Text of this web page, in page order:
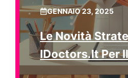
GENNAIO 23, 2025
Le Novità
IDoctors.it Per